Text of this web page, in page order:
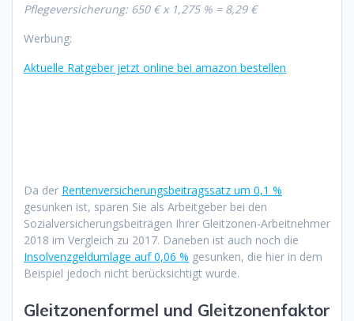
Pflegeversicherung: 650 € x 1,275 % = 8,29 €
Werbung:
Aktuelle Ratgeber jetzt online bei amazon bestellen
Da der Rentenversicherungsbeitragssatz um 0,1 %
gesunken ist, sparen Sie als Arbeitgeber bei den
Sozialversicherungsbeiträgen Ihrer Gleitzonen-Arbeitnehmer
2018 im Vergleich zu 2017. Daneben ist auch noch die
Insolvenzgeldumlage auf 0,06 % gesunken, die hier in dem
Beispiel jedoch nicht berücksichtigt wurde.
Gleitzonenformel und Gleitzonenfaktor